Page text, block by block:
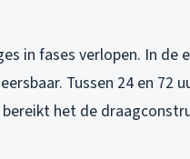
in fases verlopen. In de
Tussen 24 en 72
het de